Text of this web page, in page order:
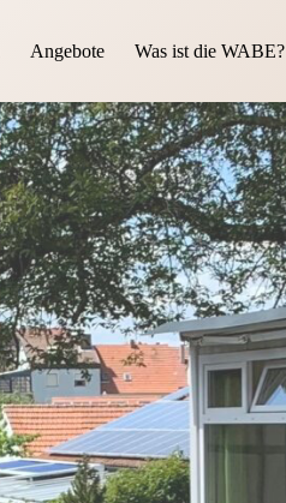
Angebote Was ist die WABE?